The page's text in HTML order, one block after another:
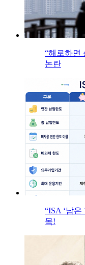
“해로하면
논란
“ISA ‘남
목!